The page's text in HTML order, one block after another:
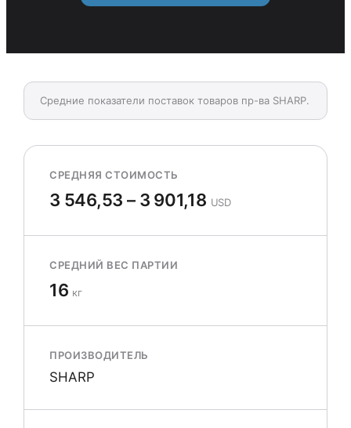
Средние показатели поставок товаров пр-ва SHARP.
СРЕДНЯЯ СТОИМОСТЬ
3 546,53 – 3 901,18 USD
СРЕДНИЙ ВЕС ПАРТИИ
16 кг
ПРОИЗВОДИТЕЛЬ
SHARP